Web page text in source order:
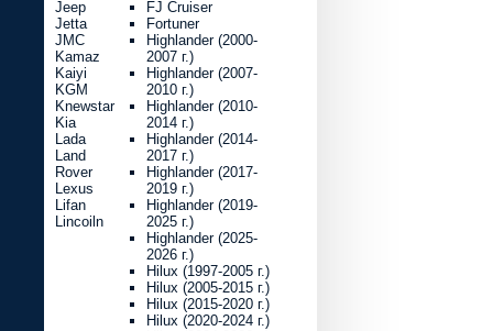
Jeep
Jetta
JMC
Kamaz
Kaiyi
KGM
Knewstar
Kia
Lada
Land
Rover
Lexus
Lifan
Lincoiln
FJ Cruiser
Fortuner
Highlander (2000-
2007 г.)
Highlander (2007-
2010 г.)
Highlander (2010-
2014 г.)
Highlander (2014-
2017 г.)
Highlander (2017-
2019 г.)
Highlander (2019-
2025 г.)
Highlander (2025-
2026 г.)
Hilux (1997-2005 г.)
Hilux (2005-2015 г.)
Hilux (2015-2020 г.)
Hilux (2020-2024 г.)